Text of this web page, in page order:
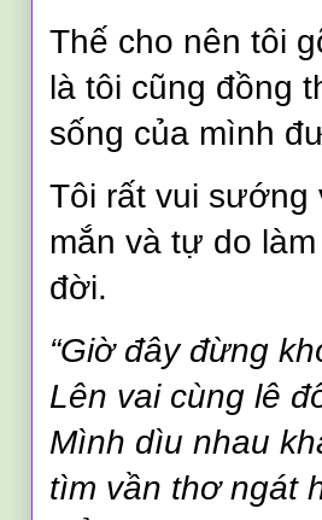
Thế cho nên tôi
là tôi cũng đồng
sống của mình
Tôi rất vui sướng
mắn và tự do
đời.
“Giờ đây đừng
Lên vai cùng lê
Mình dìu nhau
tìm vần thơ ngát